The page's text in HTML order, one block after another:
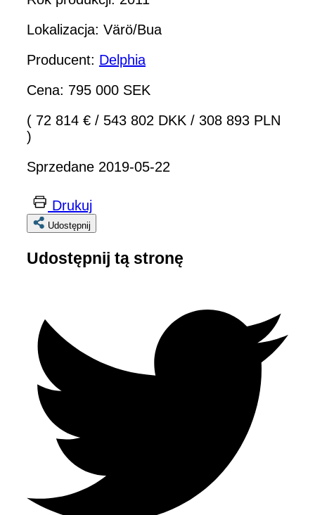
Lokalizacja: Värö/Bua
Producent: Delphia
Cena: 795 000 SEK
( 72 814 € / 543 802 DKK / 308 893 PLN
)
Sprzedane 2019-05-22
Drukuj
Udostępnij
Udostępnij tą stronę